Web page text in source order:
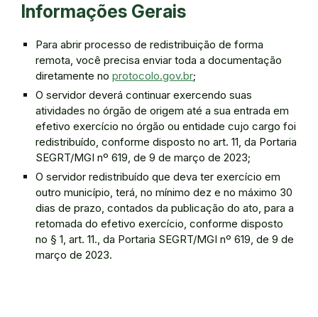
Informações Gerais
Para abrir processo de redistribuição de forma
remota, você precisa enviar toda a documentação
diretamente no protocolo.gov.br;
O servidor deverá continuar exercendo suas
atividades no órgão de origem até a sua entrada em
efetivo exercício no órgão ou entidade cujo cargo foi
redistribuído, conforme disposto no art. 11, da Portaria
SEGRT/MGI nº 619, de 9 de março de 2023;
O servidor redistribuído que deva ter exercício em
outro município, terá, no mínimo dez e no máximo 30
dias de prazo, contados da publicação do ato, para a
retomada do efetivo exercício, conforme disposto
no § 1, art. 11., da Portaria SEGRT/MGI nº 619, de 9 de
março de 2023.